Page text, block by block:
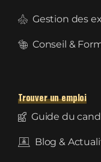
Gestion des
Conseil &
Trouver un emploi
Guide du
Blog &